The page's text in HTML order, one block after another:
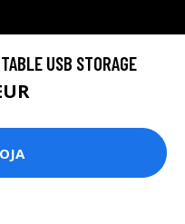
USB STORAGE